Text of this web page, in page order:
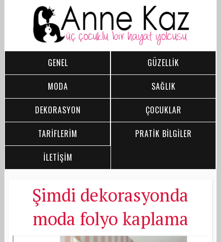
GENEL
GÜZELLİK
MODA
SAĞLIK
DEKORASYON
ÇOCUKLAR
TARİFLERİM
PRATİK BİLGİLER
İLETİŞİM
Şimdi dekorasyonda
moda folyo kaplama